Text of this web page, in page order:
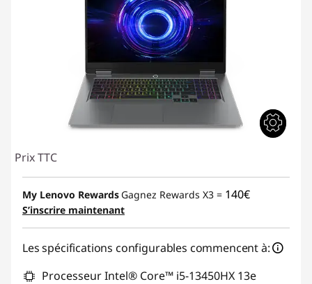
Prix TTC
My Lenovo Rewards Gagnez Rewards X3 = 140€
S’inscrire maintenant
Les spécifications configurables commencent à:
Processeur Intel® Core™ i5-13450HX 13e